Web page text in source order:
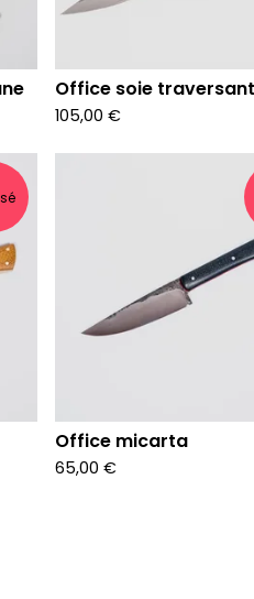
Office soie
105,00 €
Office micarta
65,00 €